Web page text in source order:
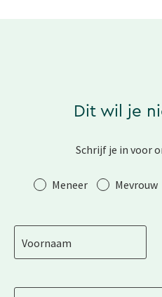
Dit wil je
Schrijf je in voor
AanhefMeneer Mevrouw
Voornaam